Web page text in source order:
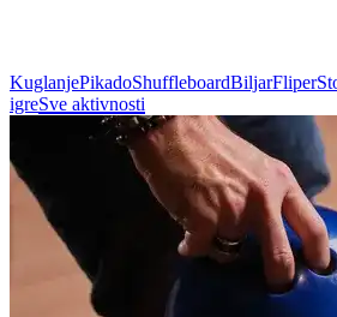
KuglanjePikadoShuffleboardBiljarFliper
igreSve aktivnosti